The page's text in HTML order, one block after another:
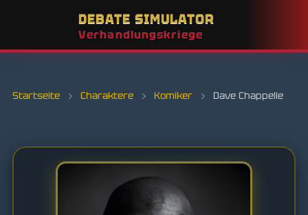
DEBATE SIMULATOR
Verhandlungskriege
Startseite › Charaktere › Komiker › Dave Chappelle